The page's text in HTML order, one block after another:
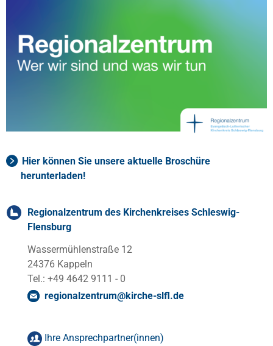
Hier können Sie unsere aktuelle Broschüre
herunterladen!
Regionalzentrum des Kirchenkreises Schleswig-
Flensburg
Wassermühlenstraße 12
24376 Kappeln
Tel.: +49 4642 9111 - 0
regionalzentrum@kirche-slfl.de
Ihre Ansprechpartner(innen)